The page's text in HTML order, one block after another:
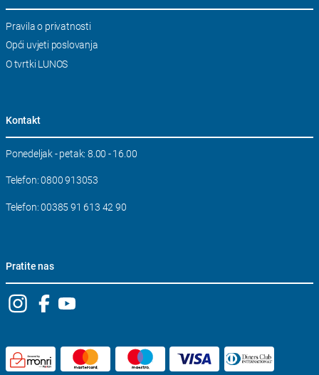
Skip
Pravila o privatnosti
Opći uvjeti poslovanja
O tvrtki LUNOS
Kontakt
Ponedeljak - petak: 8.00 - 16.00
Telefon: 0800 913053
Telefon: 00385 91 613 42 90
Pratite nas